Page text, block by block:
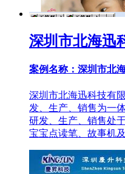
深圳市北海迅
案例名称：深圳市北
深圳市北海迅科技有
发、生产、销售为一
研发、生产、销售处
宝宝点读笔、故事机